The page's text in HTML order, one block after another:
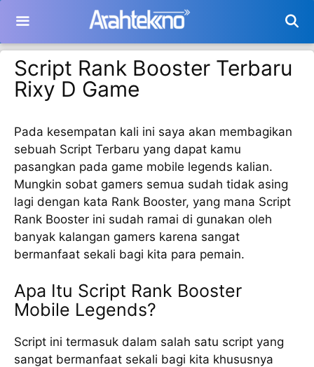
isi
Script Rank Booster Terbaru
Rixy D Game
Pada kesempatan kali ini saya akan membagikan
sebuah Script Terbaru yang dapat kamu
pasangkan pada game mobile legends kalian.
Mungkin sobat gamers semua sudah tidak asing
lagi dengan kata Rank Booster, yang mana Script
Rank Booster ini sudah ramai di gunakan oleh
banyak kalangan gamers karena sangat
bermanfaat sekali bagi kita para pemain.
Apa Itu Script Rank Booster
Mobile Legends?
Script ini termasuk dalam salah satu script yang
sangat bermanfaat sekali bagi kita khususnya